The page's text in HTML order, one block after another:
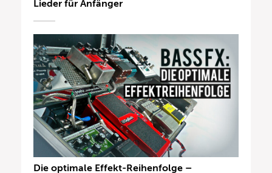
Lieder für Anfänger
Die optimale Effekt-Reihenfolge –